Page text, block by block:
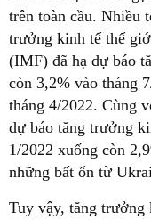
trên toàn cầu. Nhiều
trưởng kinh tế thế
(IMF) đã hạ dự báo
còn 3,2% vào tháng
tháng 4/2022. Cùng
dự báo tăng trưởng
1/2022 xuống còn
những bất ổn từ
Tuy vậy, tăng trưởng